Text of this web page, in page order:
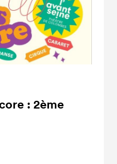
: 2ème